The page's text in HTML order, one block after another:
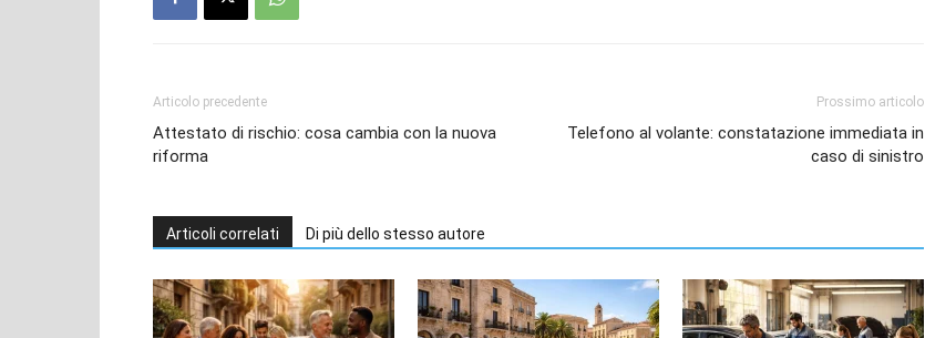
Articolo precedente
Attestato di rischio: cosa cambia con la nuova
riforma
Prossimo articolo
Telefono al volante: constatazione immediata in
caso di sinistro
Articoli correlati Di più dello stesso autore